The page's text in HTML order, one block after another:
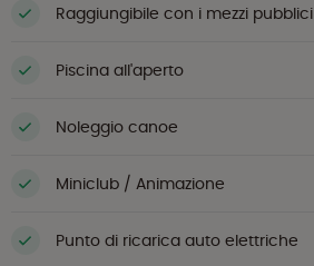
Raggiungibile con i mezzi pubblici
Piscina all'aperto
Noleggio canoe
Miniclub / Animazione
Punto di ricarica auto elettriche